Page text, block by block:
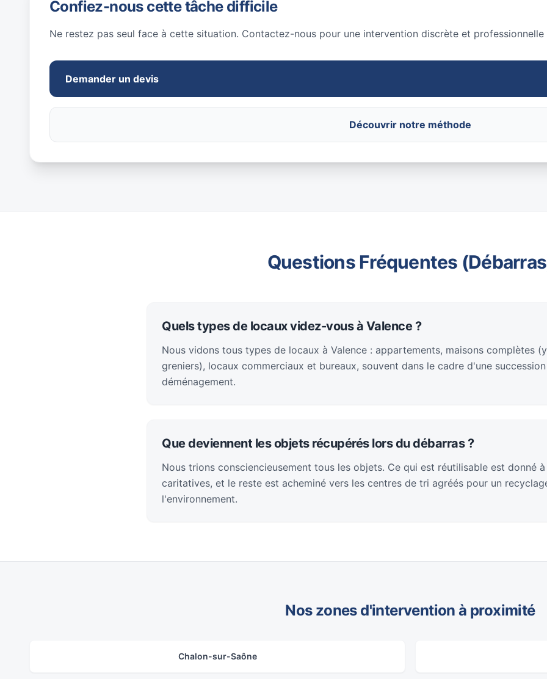
Confiez-nous cette tâche difficile
Ne restez pas seul face à cette situation. Contactez-nous pour une intervention discrète et
Demander un devis
Découvrir notre méthode
Questions Fréquentes
Quels types de locaux videz-vous à Valence ?
Nous vidons tous types de locaux à Valence : appartements, maisons complètes
greniers), locaux commerciaux et bureaux, souvent dans le cadre d'une
déménagement.
Que deviennent les objets récupérés lors du débarras ?
Nous trions consciencieusement tous les objets. Ce qui est réutilisable est donné
caritatives, et le reste est acheminé vers les centres de tri agréés pour un
l'environnement.
Nos zones d'intervention à proximité
Chalon-sur-Saône